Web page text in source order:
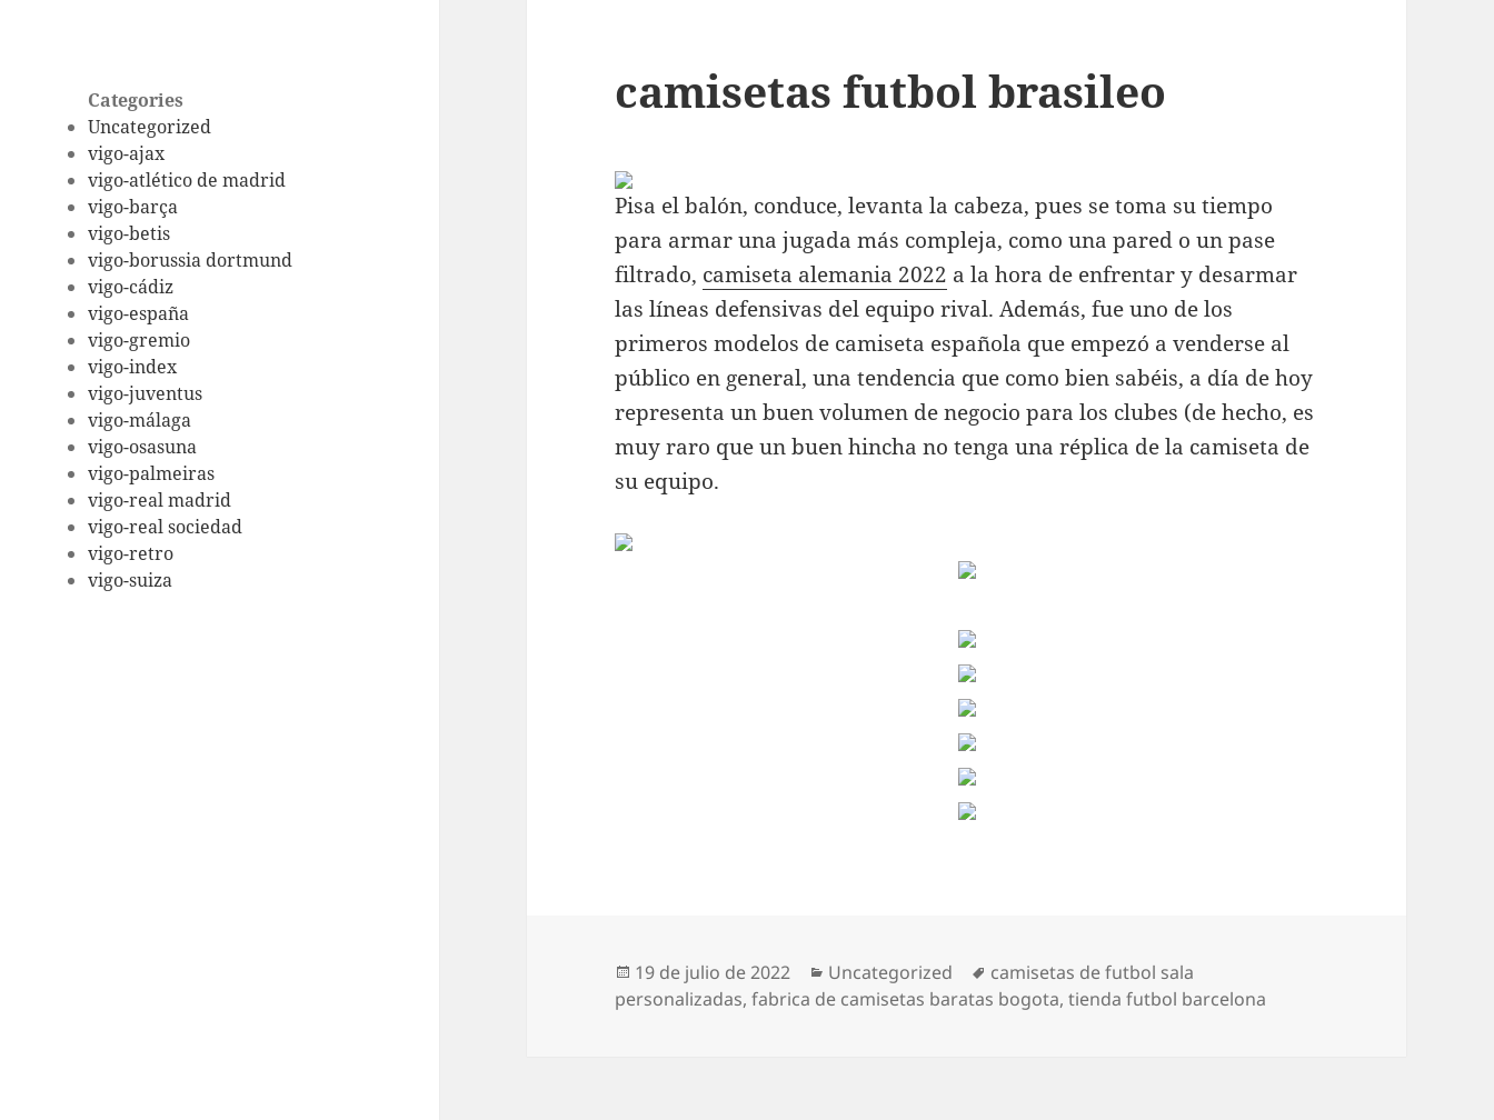
Categories
Uncategorized
vigo-ajax
vigo-atlético de madrid
vigo-barça
vigo-betis
vigo-borussia dortmund
vigo-cádiz
vigo-españa
vigo-gremio
vigo-index
vigo-juventus
vigo-málaga
vigo-osasuna
vigo-palmeiras
vigo-real madrid
vigo-real sociedad
vigo-retro
vigo-suiza
camisetas futbol brasileo
Pisa el balón, conduce, levanta la cabeza, pues se toma su tiempo
para armar una jugada más compleja, como una pared o un pase
filtrado, camiseta alemania 2022 a la hora de enfrentar y desarmar
las líneas defensivas del equipo rival. Además, fue uno de los
primeros modelos de camiseta española que empezó a venderse al
público en general, una tendencia que como bien sabéis, a día de hoy
representa un buen volumen de negocio para los clubes (de hecho, es
muy raro que un buen hincha no tenga una réplica de la camiseta de
su equipo.
Publicado
el
19 de julio de 2022 Categorías
Uncategorized Etiquetas
camisetas de futbol sala
personalizadas,fabrica de camisetas baratas bogota,tienda futbol barcelona